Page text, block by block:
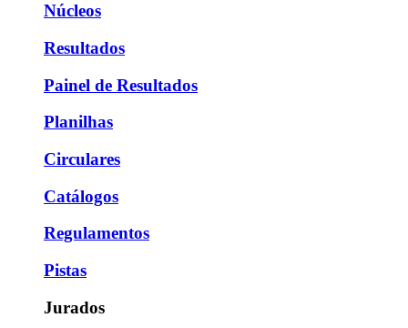
Núcleos
Resultados
Painel de Resultados
Planilhas
Circulares
Catálogos
Regulamentos
Pistas
Jurados